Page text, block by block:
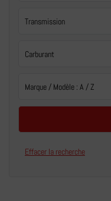
Effacer la recherche